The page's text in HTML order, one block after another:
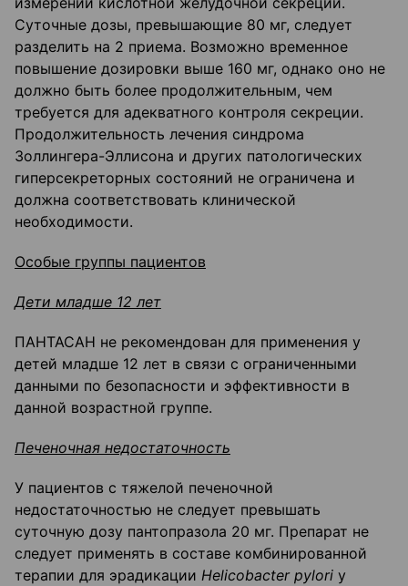
Суточные дозы, превышающие 80 мг, следует
разделить на 2 приема. Возможно временное
повышение дозировки выше 160 мг, однако оно не
должно быть более продолжительным, чем
требуется для адекватного контроля секреции.
Продолжительность лечения синдрома
Золлингера-Эллисона и других патологических
гиперсекреторных состояний не ограничена и
должна соответствовать клинической
необходимости.
Особые группы пациентов
Дети младше 12 лет
ПАНТАСАН не рекомендован для применения у
детей младше 12 лет в связи с ограниченными
данными по безопасности и эффективности в
данной возрастной группе.
Печеночная недостаточность
У пациентов с тяжелой печеночной
недостаточностью не следует превышать
суточную дозу пантопразола 20 мг. Препарат не
следует применять в составе комбинированной
терапии для эрадикации Helicobacter pylori у